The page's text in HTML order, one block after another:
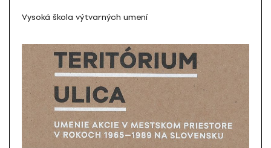
Vysoká škola výtvarných umení